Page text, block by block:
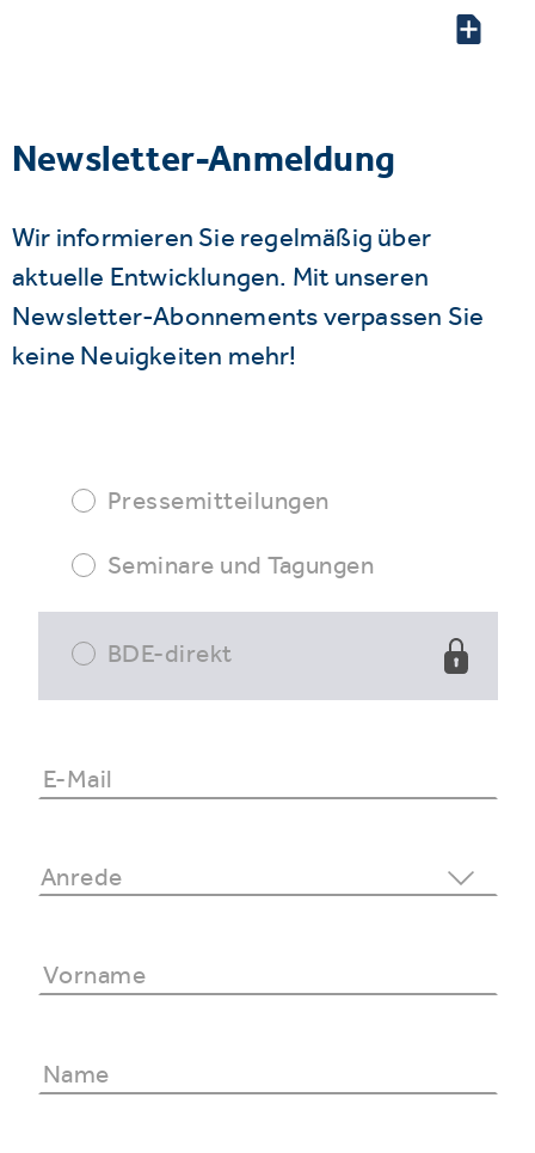
Newsletter-Anmeldung
Wir informieren Sie regelmäßig über
aktuelle Entwicklungen. Mit unseren
Newsletter-Abonnements verpassen Sie
keine Neuigkeiten mehr!
Pressemitteilungen
Seminare und Tagungen
BDE-direkt